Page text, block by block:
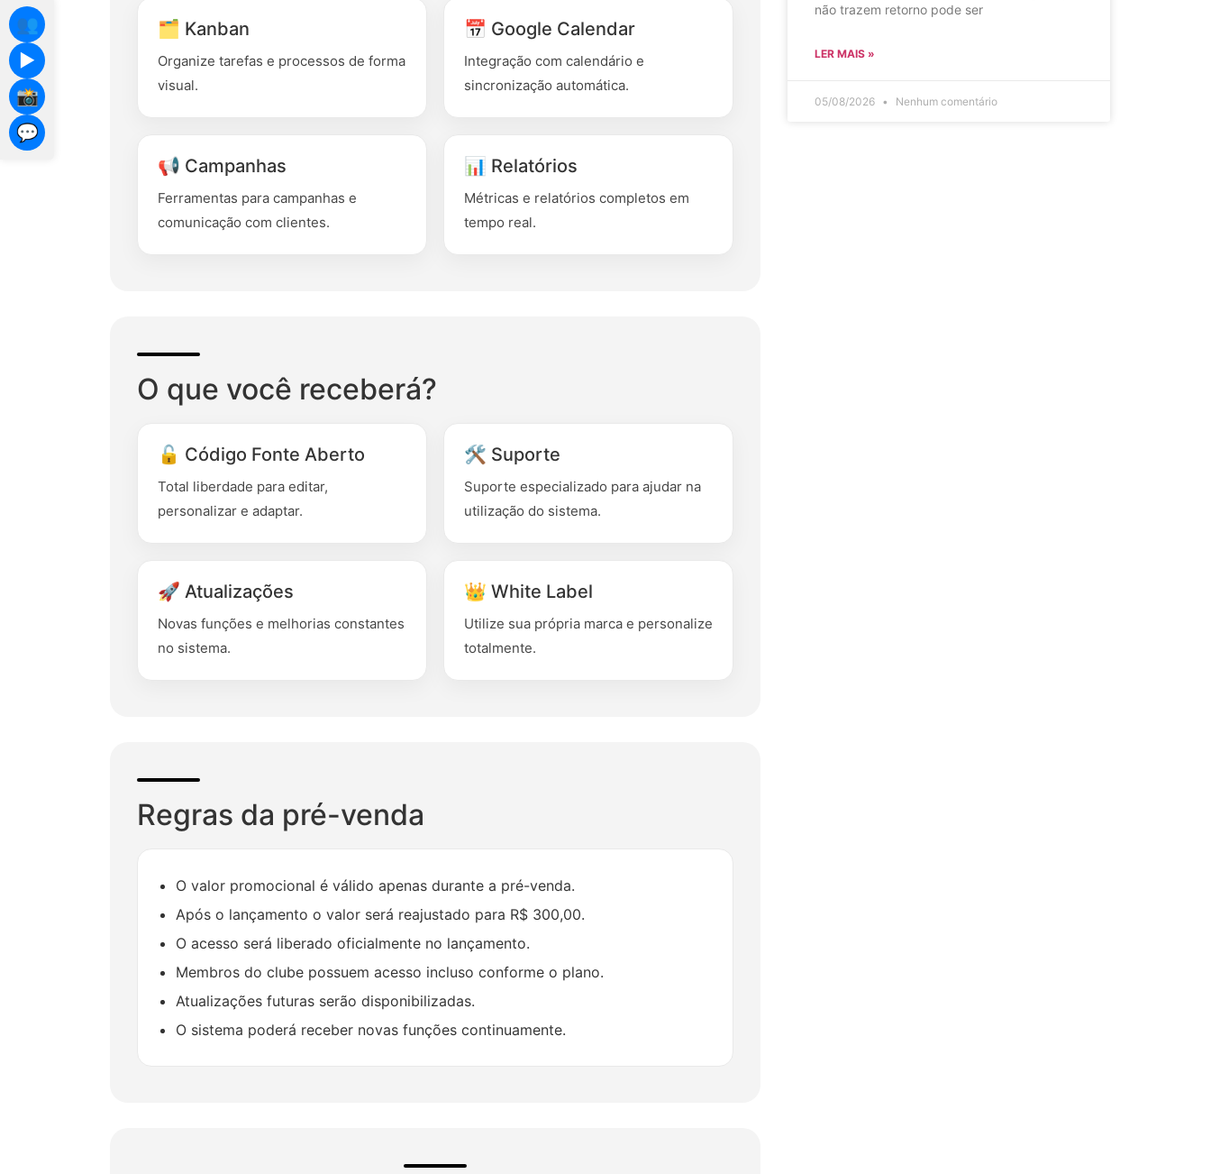
🗂️ Kanban
Organize tarefas e processos de forma
visual.
📅 Google Calendar
Integração com calendário e
sincronização automática.
📢 Campanhas
Ferramentas para campanhas e
comunicação com clientes.
📊 Relatórios
Métricas e relatórios completos em
tempo real.
O que você receberá?
🔓 Código Fonte Aberto
Total liberdade para editar,
personalizar e adaptar.
🛠️ Suporte
Suporte especializado para ajudar na
utilização do sistema.
🚀 Atualizações
Novas funções e melhorias constantes
no sistema.
👑 White Label
Utilize sua própria marca e personalize
totalmente.
Regras da pré-venda
O valor promocional é válido apenas durante a pré-venda.
Após o lançamento o valor será reajustado para R$ 300,00.
O acesso será liberado oficialmente no lançamento.
Membros do clube possuem acesso incluso conforme o plano.
Atualizações futuras serão disponibilizadas.
O sistema poderá receber novas funções continuamente.
não trazem retorno pode ser
LER MAIS »
05/08/2026 Nenhum comentário
👥
▶️
📸
💬